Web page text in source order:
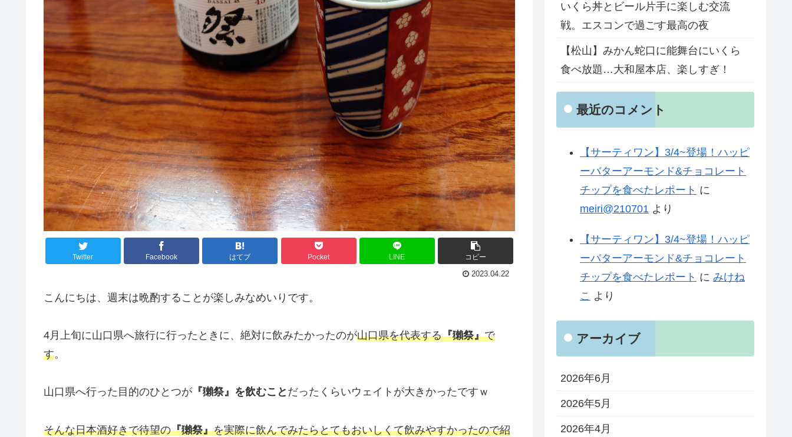
Twitter Facebook はてブ Pocket LINE コピー
2023.04.22
こんにちは、週末は晩酌することが楽しみなめいりです。
4月上旬に山口県へ旅行に行ったときに、絶対に飲みたかったのが山口県を代表する『獺祭』で
す。
山口県へ行った目的のひとつが 『獺祭』を飲むこと だったくらいウェイトが大きかったですｗ
そんな日本酒好きで待望の『獺祭』を実際に飲んでみたらとてもおいしくて飲みやすかったので紹
いくら丼とビール片手に楽しむ交流
戦。エスコンで過ごす最高の夜
【松山】みかん蛇口に能舞台にいくら
食べ放題…大和屋本店、楽しすぎ！
最近のコメント
【サーティワン】3/4~登場！ハッピ
ーバターアーモンド&チョコレート
チップを食べたレポート に
meiri@210701 より
【サーティワン】3/4~登場！ハッピ
ーバターアーモンド&チョコレート
チップを食べたレポート に みけね
こ より
アーカイブ
2026年6月
2026年5月
2026年4月